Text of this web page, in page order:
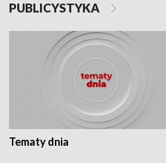
PUBLICYSTYKA
Tematy dnia